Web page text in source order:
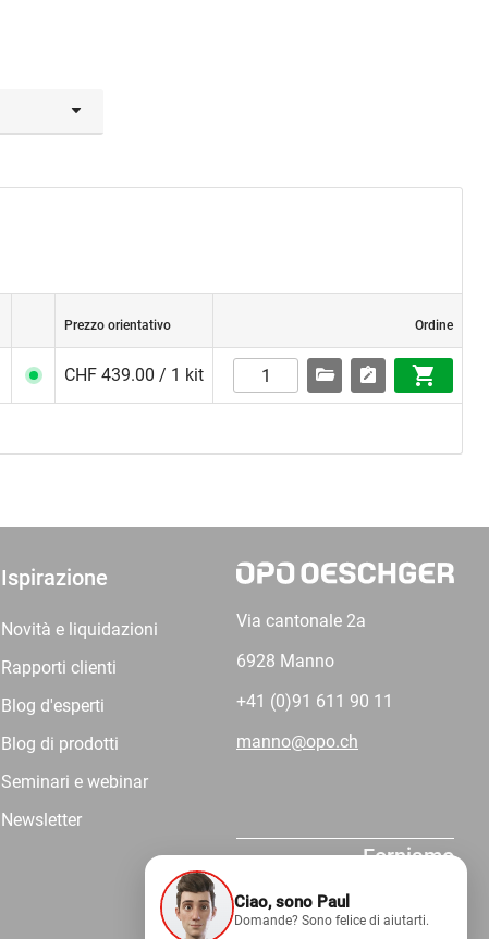
la
Prezzo orientativo Ordine
CHF 439.00 / 1 kit
Ispirazione
Novità e liquidazioni
Rapporti clienti
Blog d'esperti
Blog di prodotti
Seminari e webinar
Newsletter
Via cantonale 2a
6928 Manno
+41 (0)91 611 90 11
manno@opo.ch
Forniamo
competenza.
Ciao, sono Paul
Domande? Sono felice di aiutarti.